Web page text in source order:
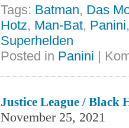
Tags: Batman, Das
Hotz, Man-Bat, Panini
Superhelden
Posted in Panini |
Justice League / Black
November 25, 2021